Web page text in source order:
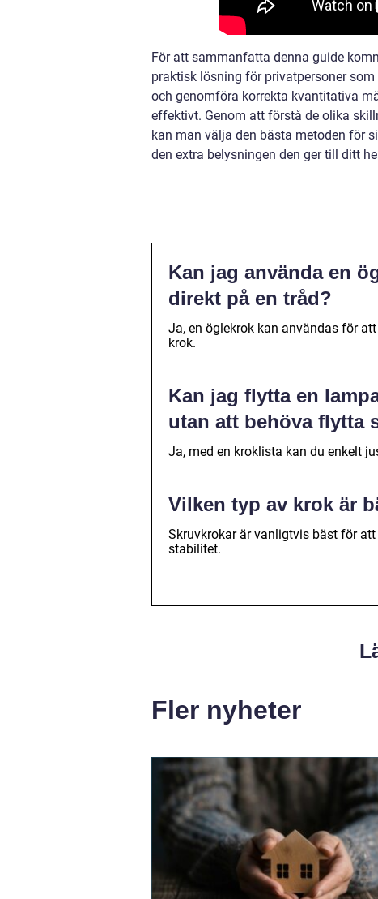
För att sammanfatta denna guide
praktisk lösning för privatpersoner
och genomföra korrekta kvantitativa
effektivt. Genom att förstå de olika
kan man välja den bästa metoden för
den extra belysningen den ger till ditt
Kan jag använda en
direkt på en tråd?
Ja, en öglekrok kan användas för
krok.
Kan jag flytta en
utan att behöva flytta
Ja, med en kroklista kan du enkelt
Vilken typ av krok är
Skruvkrokar är vanligtvis bäst för
stabilitet.
Fler nyheter